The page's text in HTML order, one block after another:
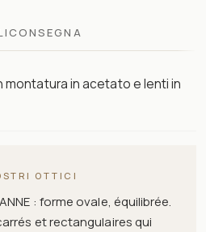
CONSEGNA
montatura in acetato e lenti in
OTTICI
: forme ovale, équilibrée.
et rectangulaires qui